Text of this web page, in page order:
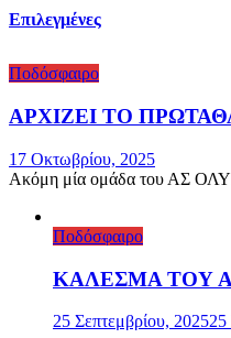
Επιλεγμένες
Ποδόσφαιρο
ΑΡΧΙΖΕΙ ΤΟ
17 Οκτωβρίου, 2025
Ακόμη μία ομάδα του ΑΣ
Ποδόσφαιρο
ΚΑΛΕΣΜΑ ΤΟΥ
25 Σεπτεμβρίου, 202525